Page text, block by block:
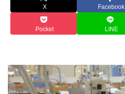
X Facebook
Pocket LINE